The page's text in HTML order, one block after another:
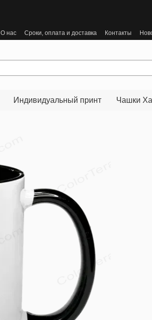
О нас Сроки, оплата и доставка Контакты
Индивидуальный принт Чашки